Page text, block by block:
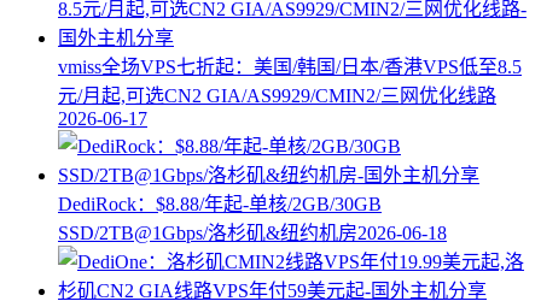
vmiss全场VPS七折起：美国/韩国/日本/香港VPS低至8.5
元/月起,可选CN2 GIA/AS9929/CMIN2/三网优化线路
2026-06-17
DediRock：$8.88/年起-单核/2GB/30GB
SSD/2TB@1Gbps/洛杉矶&纽约机房2026-06-18